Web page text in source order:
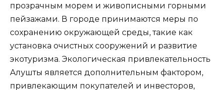
прозрачным морем и живописными горными
пейзажами. В городе принимаются меры по
сохранению окружающей среды, такие как
установка очистных сооружений и развитие
экотуризма. Экологическая привлекательность
Алушты является дополнительным фактором,
привлекающим покупателей и инвесторов,